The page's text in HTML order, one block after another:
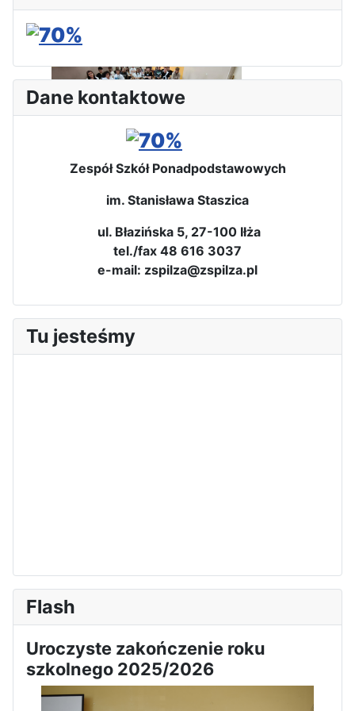
4 technikum w Bieszczady
Wizyta edukacyjna w Areszcie
Śledczym w Radomiu
Bezpieczeństwo i kompetencje
uczniów - nasz priorytet
Sukces Kingi na XXXVI
Dane kontaktowe
Zespół Szkół Ponadpodstawowych
im. Stanisława Staszica
ul. Błazińska 5, 27-100 Iłża
tel./fax 48 616 3037
e-mail: zspilza@zspilza.pl
Tu jesteśmy
Flash
Uroczyste zakończenie roku
szkolnego 2025/2026